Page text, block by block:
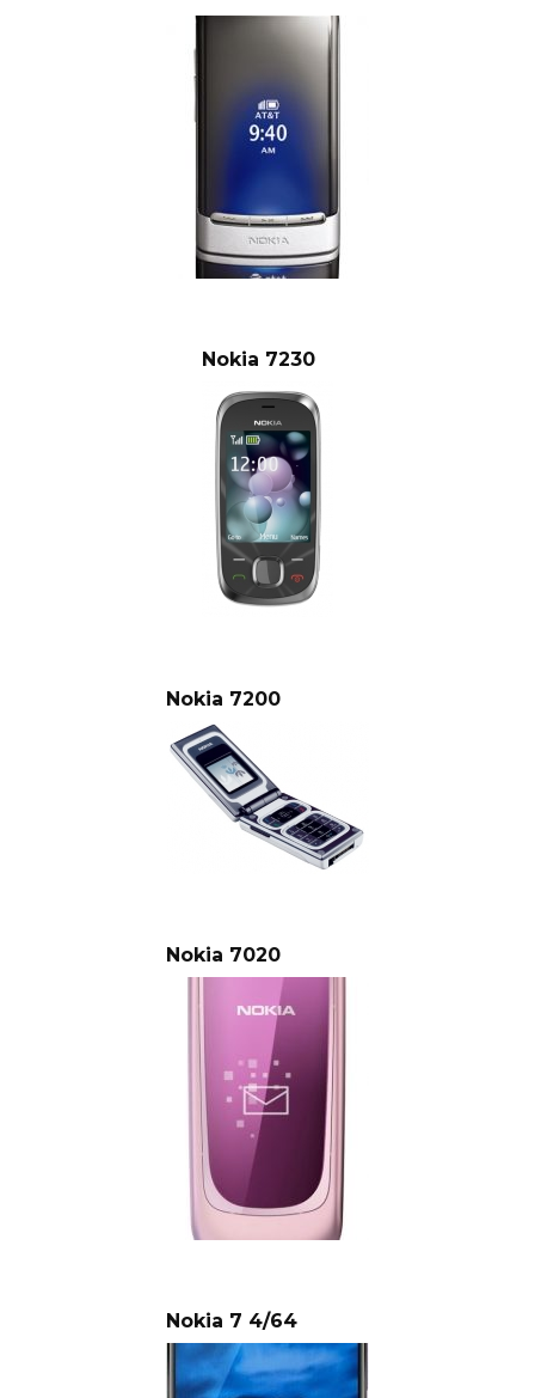
Nokia 7230
Nokia 7200
Nokia 7020
Nokia 7 4/64